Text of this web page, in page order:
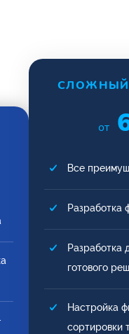
СЛОЖНЫЙ
от
Все
Разработка
Разработка
готового
Настройка
сортировки